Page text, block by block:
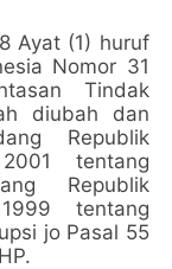
Ayat (1) huruf
Nomor 31
Tindak
diubah dan
Republik
tentang
Republik
tentang
jo Pasal 55